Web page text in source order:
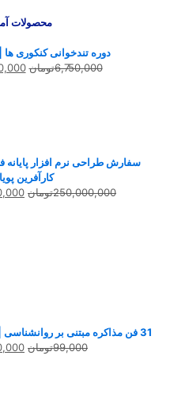
محصولات
دوره تندخوانی کنکوری ها |
6,750,000تومان قیمت
سفارش طراحی نرم افزار
کارآفرین پویا
250,000,000تومان قیمت
31 فن مذاکره مبتنی بر روانشناسی | فروشگاه کارآفرین پویا
99,000تومان قیمت